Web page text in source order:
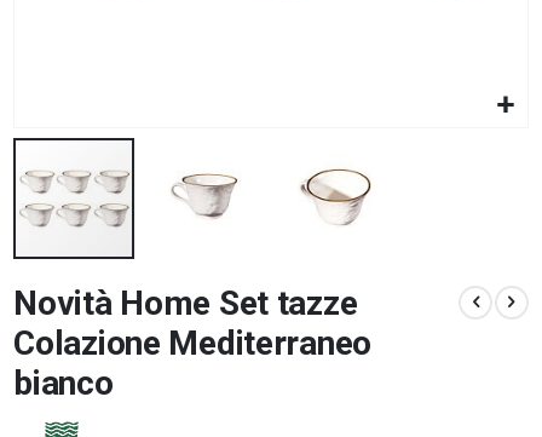
all'inizio
della
galleria
di
immagini
Novità Home Set tazze
Colazione Mediterraneo
bianco